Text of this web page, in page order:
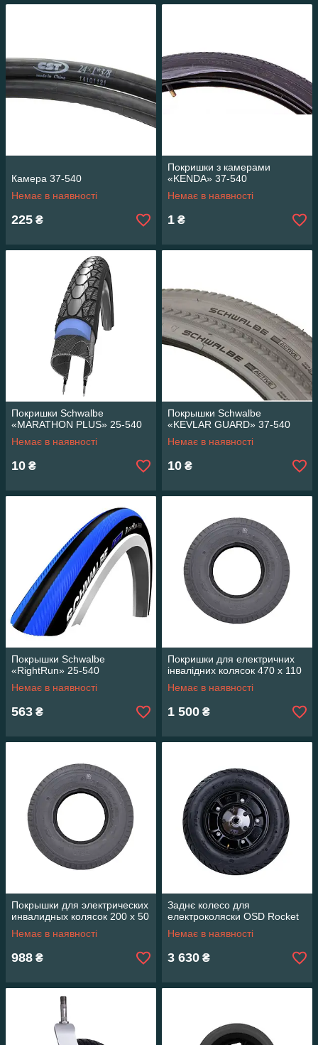
Камера 37-540
Немає в наявності
225 ₴
Покришки з камерами
«KENDA» 37-540
Немає в наявності
1 ₴
Покришки Schwalbe
«MARATHON PLUS» 25-540
Немає в наявності
10 ₴
Покрышки Schwalbe
«KEVLAR GUARD» 37-540
Немає в наявності
10 ₴
Покрышки Schwalbe
«RightRun» 25-540
Немає в наявності
563 ₴
Покришки для електричних
інвалідних колясок 470 х 110
Немає в наявності
1 500 ₴
Покрышки для электрических
инвалидных колясок 200 х 50
Немає в наявності
988 ₴
Заднє колесо для
електроколяски OSD Rocket
Немає в наявності
3 630 ₴